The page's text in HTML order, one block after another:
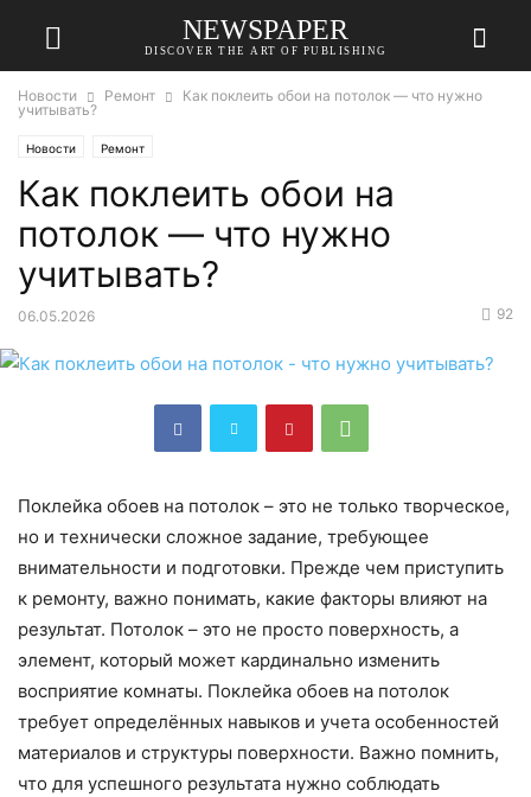
NEWSPAPER
DISCOVER THE ART OF PUBLISHING
Новости Ремонт
Как поклеить обои на потолок — что нужно
учитывать?
Новости Ремонт
Как поклеить обои на
потолок — что нужно
учитывать?
06.05.2026 92
Поклейка обоев на потолок – это не только творческое,
но и технически сложное задание, требующее
внимательности и подготовки. Прежде чем приступить
к ремонту, важно понимать, какие факторы влияют на
результат. Потолок – это не просто поверхность, а
элемент, который может кардинально изменить
восприятие комнаты. Поклейка обоев на потолок
требует определённых навыков и учета особенностей
материалов и структуры поверхности. Важно помнить,
что для успешного результата нужно соблюдать